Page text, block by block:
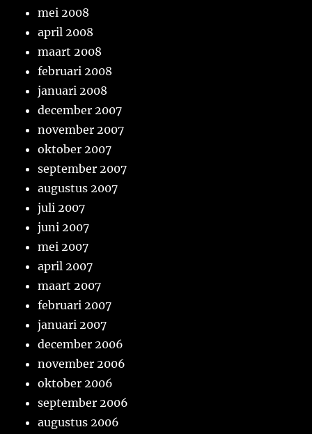
mei 2008
april 2008
maart 2008
februari 2008
januari 2008
december 2007
november 2007
oktober 2007
september 2007
augustus 2007
juli 2007
juni 2007
mei 2007
april 2007
maart 2007
februari 2007
januari 2007
december 2006
november 2006
oktober 2006
september 2006
augustus 2006